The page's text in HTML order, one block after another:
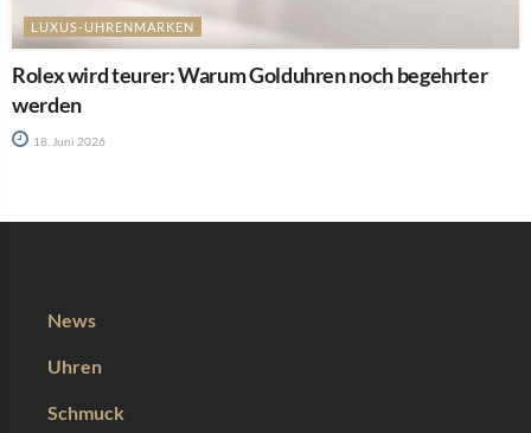
LUXUS-UHRENMARKEN
Rolex wird teurer: Warum Golduhren noch begehrter
werden
18. Juni 2026
News
Uhren
Schmuck